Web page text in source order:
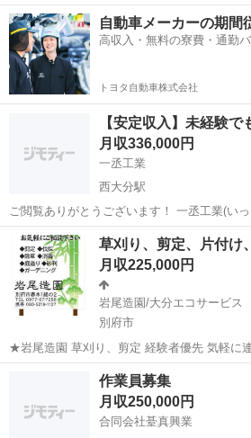
ています。 ☆年金受給者歓迎 ☆60代・70代の方も歓迎 ☆週2、3日で
もOK（相談可） ☆体力に合わせて働けます。 ☆建設・土木経験者さ
ん大歓迎 ...
大分 中津市 東中津駅 その他
自動車メーカーの期間
高収入・無料の寮費・通勤
トヨタ自動車株式会社
【安定収入】未経験で
月収336,000円
一丞工業
西大分駅
ご閲覧ありがとうございます！ 一丞工業(い
す！ 未経験から始められる現場作業です。 ⸻ 🔧仕事内容 ・道具
運び、片付けなどの補助作業からスタート ・
も教えます ⸻ 📍勤...
大分 大分市 西大分駅 その他
草刈り、剪定、片付け
月収225,000円
岩尾造園/大分エコサービス
別府市
★岩尾造園 草刈り、剪定 経験者優先 気軽に連絡下さい。 ゴミかたず
け、9.000円～ 草刈り、10.000円～ 剪定、
その他
作業員募集
月収250,000円
合同会社䑓真興業